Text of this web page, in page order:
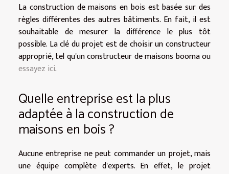
La construction de maisons en bois est basée sur des
règles différentes des autres bâtiments. En fait, il est
souhaitable de mesurer la différence le plus tôt
possible. La clé du projet est de choisir un constructeur
approprié, tel qu'un constructeur de maisons booma ou
essayez ici.
Quelle entreprise est la plus
adaptée à la construction de
maisons en bois ?
Aucune entreprise ne peut commander un projet, mais
une équipe complète d'experts. En effet, le projet